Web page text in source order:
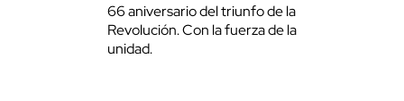
66 aniversario del triunfo de la
Revolución. Con la fuerza de la
unidad.